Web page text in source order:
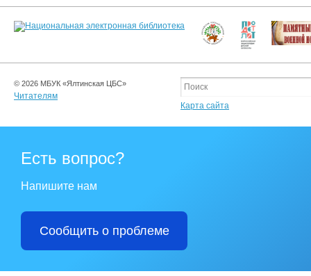
© 2026 МБУК «Ялтинская ЦБС»
Читателям
Карта сайта
Есть вопрос?
Напишите нам
Сообщить о проблеме